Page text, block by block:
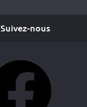
Suivez-nous